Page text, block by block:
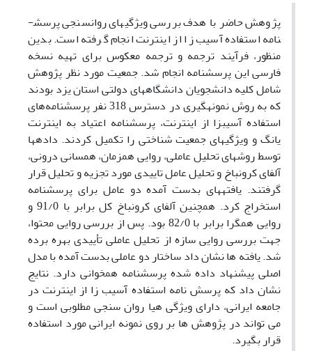
پژوهش حاضر با هدف بررسی ویژگی­های روان­سنجی پرسش­
نامه استفاده آسیب زا از اینترنت انجام گرفته است. بدین
منظور، فرآیند ترجمه و ترجمه معکوس برای تهیه نسخه
فارسی این پرسشنامه انجام شد. جمعیت مورد نظر پژوهش
شامل کلیه دانشجویان دانشگاه­های دولتی استان یزد بودند
که به روش نمونه­گیری در دسترس 318 نفر پرسشنامه‌های
استفاده آسیب­زا از اینترنت، پرسش­نامه اعتیاد به اینترنت
یانگ و ویژگی­های جمعیت شناختی را تکمیل کردند. داده­ها
توسط روش­های تحلیل عاملی، روایی همزمان، همسانی درونی،
آلفای کرونباخ و تحلیل عامل تاییدی مورد تجزیه و تحلیل قرار
گرفتند. یافته­های بدست آمده دو عامل برای پرسش­نامه
استخراج کرد. همچنین آلفای کرونباخ کل برابر با 91/0 و
روایی همگرا برابر با 82/0 بود. پس از بررسی روایی محتوا،
جهت بررسی روایی سازه از تحلیل عاملی تأییدی بهره برده
شد. یافته ها نشان داد ساختار دو عاملی بدست آمده با مدل
اصلی پیشنهاد داده شده پرسشنامه همخوانی دارد. نتایج
نشان داد که پرسش نامه استفاده آسیب زا از اینترنت در
جامعه ایرانی، دارای ویژگی هیا روان سنجی مطلوبی است و
می تواند در پژوهش ها بر روی نمونه ایرانی مورد استفاده
قرار بگیرد.